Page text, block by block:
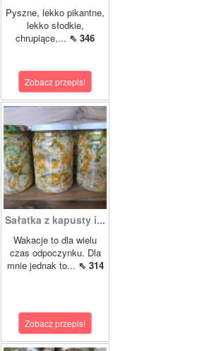
Pyszne, lekko pikantne,
lekko słodkie,
chrupiące,... ⇖ 346
Zobacz przepis!
Sałatka z kapusty i...
Wakacje to dla wielu
czas odpoczynku. Dla
mnie jednak to... ⇖ 314
Zobacz przepis!